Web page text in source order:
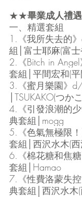
★★畢業成人禮遇
一、精選套組
1.《我所失去的
組│富士耶麻(富士
2.《Bitch in
套組│平間宏和(
3.《蜜月樂園》
│TSUKAKO(つか
4.《引發浪潮的
典套組│mogg
5.《色氣無極限
套組│西沢水木(
6.《棉花糖和焦
套組│Hamao
7.《性費洛蒙失
典套組│西沢水